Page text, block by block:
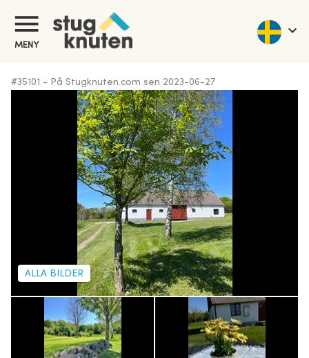
MENY
#35101 - På Stugknuten.com sen 2023-06-27
ALLA BILDER